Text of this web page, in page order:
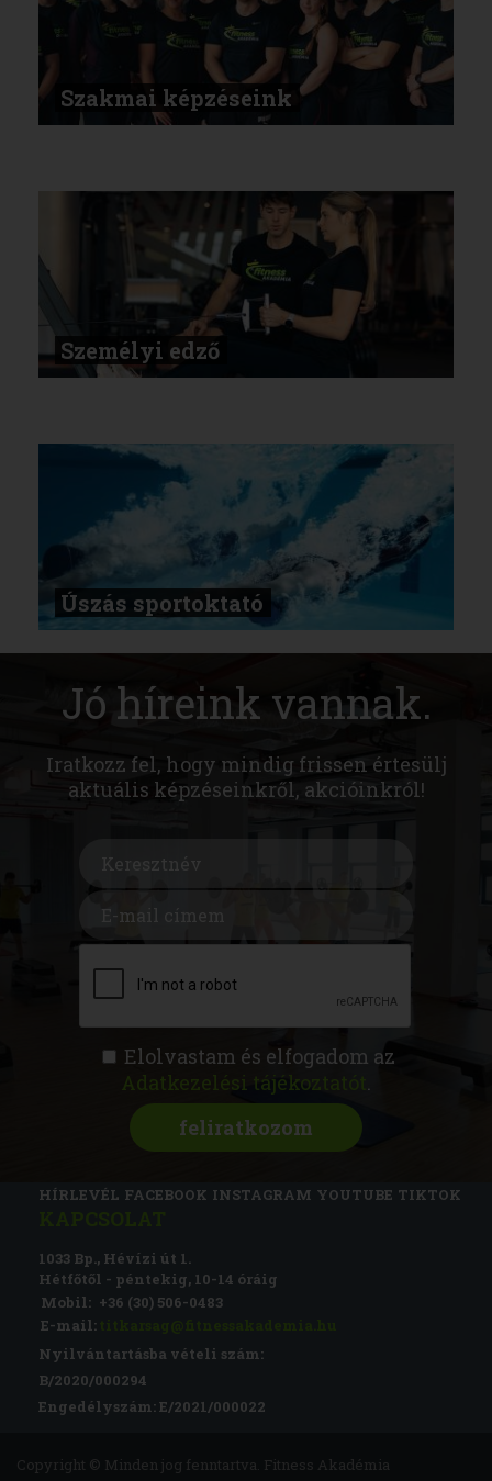
Szakmai képzéseink
Személyi edző
Úszás sportoktató
Jó híreink vannak.
Iratkozz fel, hogy mindig frissen értesülj
aktuális képzéseinkről, akcióinkról!
Elolvastam és elfogadom az
Adatkezelési tájékoztatót .
FITNESS AKADÉMIA
RÓLUNK MAGAZIN
CSATLAKOZZ
HÍRLEVÉL FACEBOOK INSTAGRAM YOUTUBE TIKTOK
1033 Bp., Hévízi út 1.
Hétfőtől - péntekig, 10-14 óráig
Mobil: +36 (30) 506-0483
E-mail:
Nyilvántartásba vételi szám:
B/2020/000294
Engedélyszám: E/2021/000022
Copyright © Minden jog fenntartva. Fitness Akadémia